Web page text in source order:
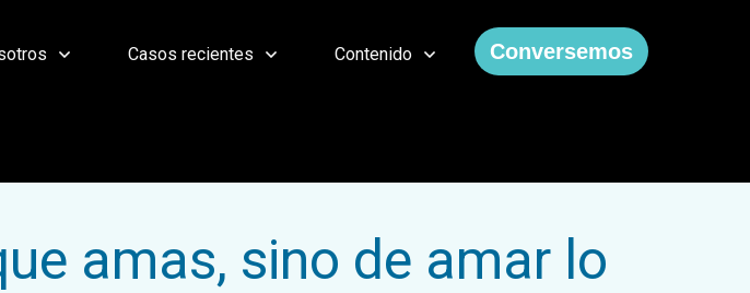
Casos recientes Contenido Conversemos
amas, sino de amar lo